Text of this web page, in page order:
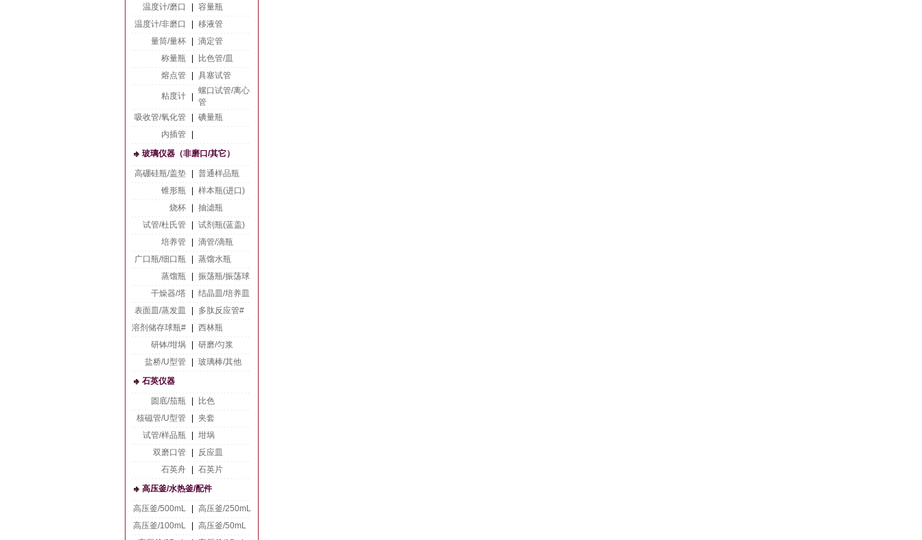
温度计/磨口
容量瓶
温度计/非磨口
移液管
量筒/量杯
滴定管
称量瓶
比色管/皿
熔点管
具塞试管
粘度计
螺口试管/离心
管
吸收管/氧化管
碘量瓶
内插管
玻璃仪器（非磨口/其它）
高硼硅瓶/盖垫
普通样品瓶
锥形瓶
样本瓶(进口)
烧杯
抽滤瓶
试管/杜氏管
试剂瓶(蓝盖)
培养管
滴管/滴瓶
广口瓶/细口瓶
蒸馏水瓶
蒸馏瓶
振荡瓶/振荡球
干燥器/塔
结晶皿/培养皿
表面皿/蒸发皿
多肽反应管#
溶剂储存球瓶#
西林瓶
研钵/坩埚
研磨/匀浆
盐桥/U型管
玻璃棒/其他
石英仪器
圆底/茄瓶
比色
核磁管/U型管
夹套
试管/样品瓶
坩埚
双磨口管
反应皿
石英舟
石英片
高压釜/水热釜/配件
高压釜/500mL
高压釜/250mL
高压釜/100mL
高压釜/50mL